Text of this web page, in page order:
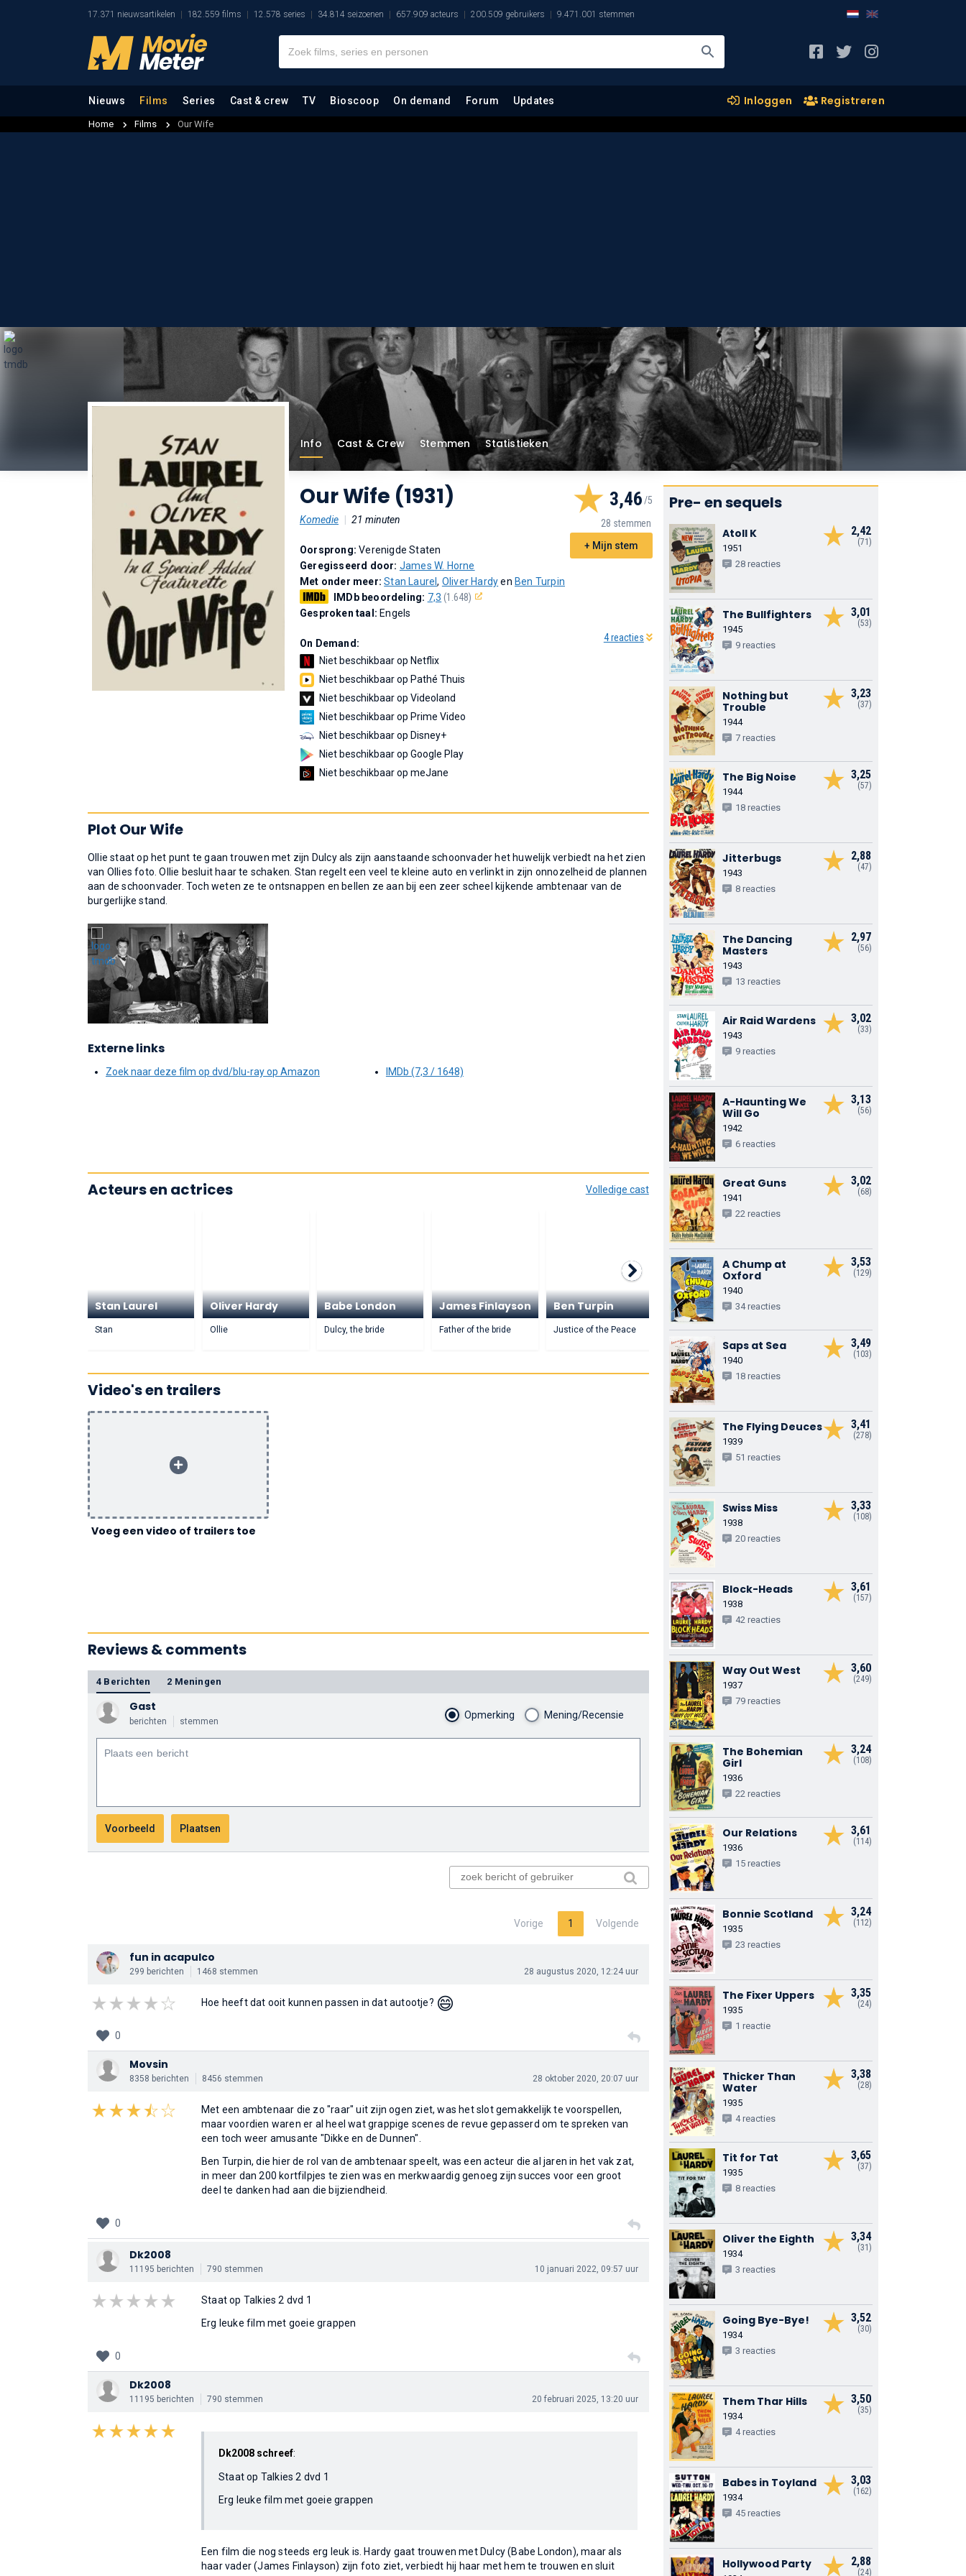
17.371 nieuwsartikelen 182.559 films 12.578 series 34.814 seizoenen 657.909 acteurs 200.509 gebruikers 9.471.001 stemmen
Nieuws Films Series Cast & crew TV Bioscoop On demand Forum Updates Inloggen Registreren
Home Films Our Wife
Info Cast & Crew Stemmen Statistieken
Our Wife (1931)
Komedie 21 minuten
3,46
28 stemmen
+ Mijn stem
4 reacties
Oorsprong:Verenigde Staten
Geregisseerd door: James W. Horne
Met onder meer:Stan Laurel, Oliver Hardyen Ben Turpin
IMDb beoordeling: 7,3 (1.648)
Gesproken taal: Engels
On Demand:
Niet beschikbaar op Netflix
Niet beschikbaar op Pathé Thuis
Niet beschikbaar op Videoland
Niet beschikbaar op Prime Video
Niet beschikbaar op Disney+
Niet beschikbaar op Google Play
Niet beschikbaar op meJane
Plot Our Wife
Ollie staat op het punt te gaan trouwen met zijn Dulcy als zijn aanstaande schoonvader het huwelijk verbiedt na het zien
van Ollies foto. Ollie besluit haar te schaken. Stan regelt een veel te kleine auto en verlinkt in zijn onnozelheid de plannen
aan de schoonvader. Toch weten ze te ontsnappen en bellen ze aan bij een zeer scheel kijkende ambtenaar van de
burgerlijke stand.
Externe links
Zoek naar deze film op dvd/blu-ray op Amazon IMDb (7,3 / 1648)
Volledige cast
Acteurs en actrices
Stan Laurel
Stan
Oliver Hardy
Ollie
Babe London
Dulcy, the bride
James Finlayson
Father of the bride
Ben Turpin
Justice of the Peace
Charley Rogers
Finlayson's butler Turpin's wife
Video's en trailers
Voeg een video of trailers toe
Reviews & comments
4 Berichten 2 Meningen
Gast
berichten stemmen
Opmerking Mening/Recensie
Vorige 1 Volgende
fun in acapulco
299 berichten 1468 stemmen 28 augustus 2020, 12:24 uur
Hoe heeft dat ooit kunnen passen in dat autootje? 😄
0
Movsin
8358 berichten 8456 stemmen 28 oktober 2020, 20:07 uur
Met een ambtenaar die zo "raar" uit zijn ogen ziet, was het slot gemakkelijk te voorspellen,
maar voordien waren er al heel wat grappige scenes de revue gepasserd om te spreken van
een toch weer amusante "Dikke en de Dunnen".
Ben Turpin, die hier de rol van de ambtenaar speelt, was een acteur die al jaren in het vak zat,
in meer dan 200 kortfilpjes te zien was en merkwaardig genoeg zijn succes voor een groot
deel te danken had aan die bijziendheid.
0
Dk2008
11195 berichten 790 stemmen 10 januari 2022, 09:57 uur
Staat op Talkies 2 dvd 1
Erg leuke film met goeie grappen
0
Dk2008
11195 berichten 790 stemmen 20 februari 2025, 13:20 uur
Dk2008 schreef:
Staat op Talkies 2 dvd 1
Erg leuke film met goeie grappen
Een film die nog steeds erg leuk is. Hardy gaat trouwen met Dulcy (Babe London), maar als
haar vader (James Finlayson) zijn foto ziet, verbiedt hij haar met hem te trouwen en sluit
Pre- en sequels
2,42
(71)
Atoll K
1951
28 reacties
3,01
(53)
The Bullfighters
1945
9 reacties
3,23
(37)
Nothing but
Trouble
1944
7 reacties
3,25
(57)
The Big Noise
1944
18 reacties
2,88
(47)
Jitterbugs
1943
8 reacties
2,97
(56)
The Dancing
Masters
1943
13 reacties
3,02
(33)
Air Raid Wardens
1943
9 reacties
3,13
(56)
A-Haunting We
Will Go
1942
6 reacties
3,02
(68)
Great Guns
1941
22 reacties
3,53
(129)
A Chump at
Oxford
1940
34 reacties
3,49
(103)
Saps at Sea
1940
18 reacties
3,41
(278)
The Flying Deuces
1939
51 reacties
3,33
(108)
Swiss Miss
1938
20 reacties
3,61
(157)
Block-Heads
1938
42 reacties
3,60
(249)
Way Out West
1937
79 reacties
3,24
(108)
The Bohemian
Girl
1936
22 reacties
3,61
(114)
Our Relations
1936
15 reacties
3,24
(112)
Bonnie Scotland
1935
23 reacties
3,35
(24)
The Fixer Uppers
1935
1 reactie
3,38
(28)
Thicker Than
Water
1935
4 reacties
3,65
(37)
Tit for Tat
1935
8 reacties
3,34
(31)
Oliver the Eighth
1934
3 reacties
3,52
(30)
Going Bye-Bye!
1934
3 reacties
3,50
(35)
Them Thar Hills
1934
4 reacties
3,03
(162)
Babes in Toyland
1934
45 reacties
2,88
(24)
Hollywood Party